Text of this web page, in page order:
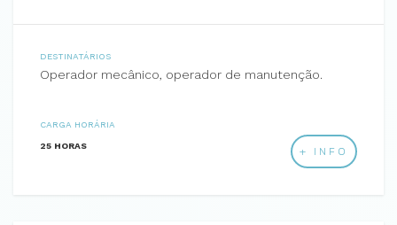
DESTINATÁRIOS
Operador mecânico, operador de manutenção.
CARGA HORÁRIA
25 HORAS + INFO